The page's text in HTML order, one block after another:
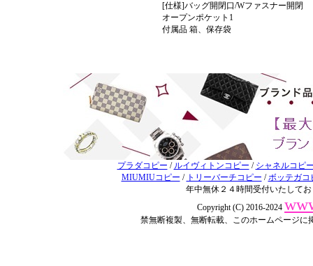
[仕様]バッグ開閉口/Wファスナー開閉
オープンポケット1
付属品 箱、保存袋
プラダコピー / ルイヴィトンコピー / シャネルコピ
MIUMIUコピー / トリーバーチコピー /ボッテガコ
年中無休２４時間受付いたして
Copyright (C) 2016-2024
禁無断複製、無断転載、このホームページ